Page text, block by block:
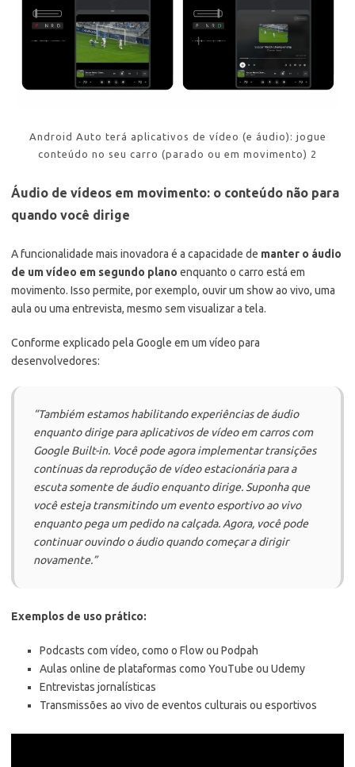
Android Auto terá aplicativos de vídeo (e áudio): jogue
conteúdo no seu carro (parado ou em movimento) 2
Áudio de vídeos em movimento: o conteúdo não para
quando você dirige
A funcionalidade mais inovadora é a capacidade de manter o áudio
de um vídeo em segundo plano enquanto o carro está em
movimento. Isso permite, por exemplo, ouvir um show ao vivo, uma
aula ou uma entrevista, mesmo sem visualizar a tela.
Conforme explicado pela Google em um vídeo para
desenvolvedores:
“Tambiém estamos habilitando experiências de áudio
enquanto dirige para aplicativos de vídeo em carros com
Google Built-in. Você pode agora implementar transições
contínuas da reprodução de vídeo estacionária para a
escuta somente de áudio enquanto dirige. Suponha que
você esteja transmitindo um evento esportivo ao vivo
enquanto pega um pedido na calçada. Agora, você pode
continuar ouvindo o áudio quando começar a dirigir
novamente.”
Exemplos de uso prático:
Podcasts com vídeo, como o Flow ou Podpah
Aulas online de plataformas como YouTube ou Udemy
Entrevistas jornalísticas
Transmissões ao vivo de eventos culturais ou esportivos